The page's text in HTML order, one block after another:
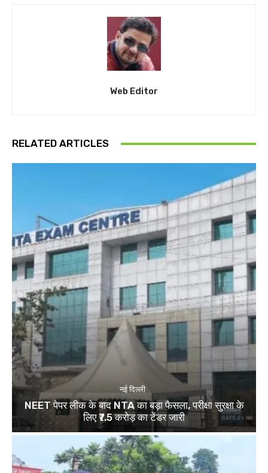
Web Editor
RELATED ARTICLES
नई दिल्ली
NEET पेपर लीक के बाद NTA का बड़ा फैसला, परीक्षा सुरक्षा के
लिए ₹7.5 करोड़ का टेंडर जारी